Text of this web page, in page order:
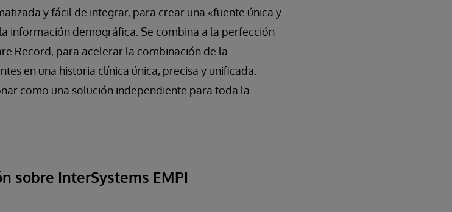
y fácil de integrar, para crear una «fuente única y
información demográfica. Se combina a la perfección
Record, para acelerar la combinación de la
en una historia clínica única, precisa y unificada.
como una solución independiente para toda la
sobre InterSystems EMPI